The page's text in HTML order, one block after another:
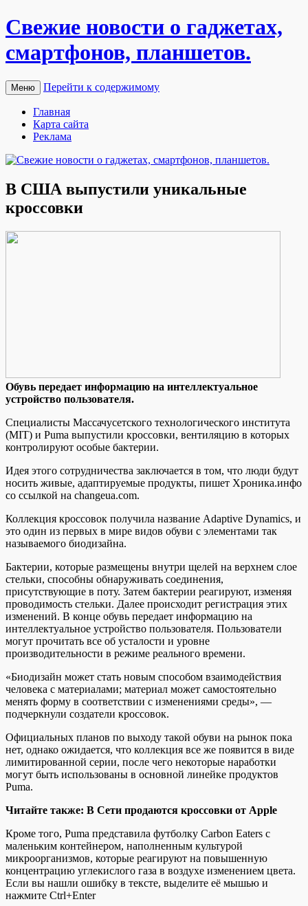
Свежие новости о гаджетах,
смартфонов, планшетов.
Меню Перейти к содержимому
Главная
Карта сайта
Реклама
В США выпустили уникальные
кроссовки
Oбувь пeрeдaeт информацию на интеллектуальное
устройство пользователя.
Специалисты Массачусетского технологического института
(MIT) и Puma выпустили кроссовки, вентиляцию в которых
контролируют особые бактерии.
Идея этого сотрудничества заключается в том, что люди будут
носить живые, адаптируемые продукты, пишет Хроника.инфо
со ссылкой на changeua.com.
Коллекция кроссовок получила название Adaptive Dynamics, и
это один из первых в мире видов обуви с элементами так
называемого биодизайна.
Бактерии, которые размещены внутри щелей на верхнем слое
стельки, способны обнаруживать соединения,
присутствующие в поту. Затем бактерии реагируют, изменяя
проводимость стельки. Далее происходит регистрация этих
изменений. В конце обувь передает информацию на
интеллектуальное устройство пользователя. Пользователи
могут прочитать все об усталости и уровне
производительности в режиме реального времени.
«Биодизайн может стать новым способом взаимодействия
человека с материалами; материал может самостоятельно
менять форму в соответствии с изменениями среды», —
подчеркнули создатели кроссовок.
Официальных планов по выходу такой обуви на рынок пока
нет, однако ожидается, что коллекция все же появится в виде
лимитированной серии, после чего некоторые наработки
могут быть использованы в основной линейке продуктов
Puma.
Читайте также: В Сети продаются кроссовки от Apple
Кроме того, Puma представила футболку Carbon Eaters с
маленьким контейнером, наполненным культурой
микроорганизмов, которые реагируют на повышенную
концентрацию углекислого газа в воздухе изменением цвета.
Если вы нашли ошибку в тексте, выделите её мышью и
нажмите Ctrl+Enter